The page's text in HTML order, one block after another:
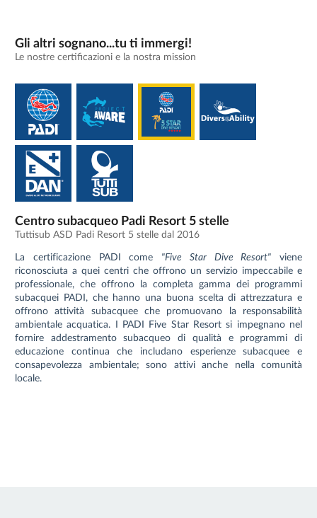
Gli altri sognano...tu ti immergi!
Le nostre certificazioni e la nostra mission
Centro subacqueo Padi Resort 5 stelle
Tuttisub ASD Padi Resort 5 stelle dal 2016
La certificazione PADI come "Five Star Dive Resort" viene
riconosciuta a quei centri che offrono un servizio impeccabile e
professionale, che offrono la completa gamma dei programmi
subacquei PADI, che hanno una buona scelta di attrezzatura e
offrono attività subacquee che promuovano la responsabilità
ambientale acquatica. I PADI Five Star Resort si impegnano nel
fornire addestramento subacqueo di qualità e programmi di
educazione continua che includano esperienze subacquee e
consapevolezza ambientale; sono attivi anche nella comunità
locale.